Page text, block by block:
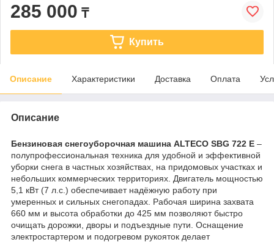
285 000 ₸
Купить
Описание Характеристики Доставка Оплата
Описание
Бензиновая снегоуборочная машина ALTECO SBG 722 E –
полупрофессиональная техника для удобной и эффективной
уборки снега в частных хозяйствах, на придомовых участках и
небольших коммерческих территориях. Двигатель мощностью
5,1 кВт (7 л.с.) обеспечивает надёжную работу при
умеренных и сильных снегопадах. Рабочая ширина захвата
660 мм и высота обработки до 425 мм позволяют быстро
очищать дорожки, дворы и подъездные пути. Оснащение
электростартером и подогревом рукояток делает